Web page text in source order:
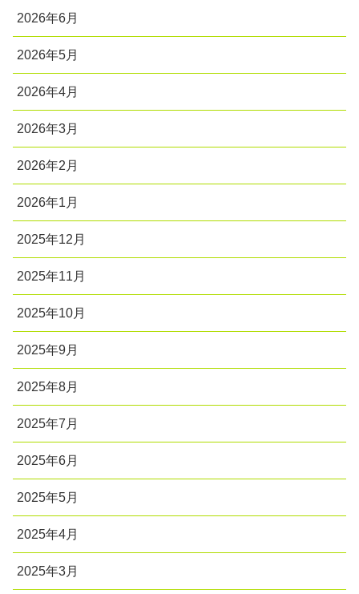
2026年6月
2026年5月
2026年4月
2026年3月
2026年2月
2026年1月
2025年12月
2025年11月
2025年10月
2025年9月
2025年8月
2025年7月
2025年6月
2025年5月
2025年4月
2025年3月